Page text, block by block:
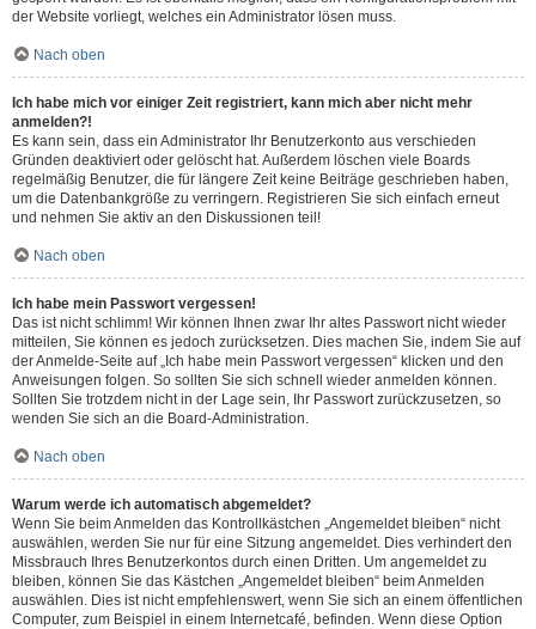
der Website vorliegt, welches ein Administrator lösen muss.
Nach oben
Ich habe mich vor einiger Zeit registriert, kann mich aber nicht mehr
anmelden?!
Es kann sein, dass ein Administrator Ihr Benutzerkonto aus verschieden
Gründen deaktiviert oder gelöscht hat. Außerdem löschen viele Boards
regelmäßig Benutzer, die für längere Zeit keine Beiträge geschrieben haben,
um die Datenbankgröße zu verringern. Registrieren Sie sich einfach erneut
und nehmen Sie aktiv an den Diskussionen teil!
Nach oben
Ich habe mein Passwort vergessen!
Das ist nicht schlimm! Wir können Ihnen zwar Ihr altes Passwort nicht wieder
mitteilen, Sie können es jedoch zurücksetzen. Dies machen Sie, indem Sie auf
der Anmelde-Seite auf „Ich habe mein Passwort vergessen“ klicken und den
Anweisungen folgen. So sollten Sie sich schnell wieder anmelden können.
Sollten Sie trotzdem nicht in der Lage sein, Ihr Passwort zurückzusetzen, so
wenden Sie sich an die Board-Administration.
Nach oben
Warum werde ich automatisch abgemeldet?
Wenn Sie beim Anmelden das Kontrollkästchen „Angemeldet bleiben“ nicht
auswählen, werden Sie nur für eine Sitzung angemeldet. Dies verhindert den
Missbrauch Ihres Benutzerkontos durch einen Dritten. Um angemeldet zu
bleiben, können Sie das Kästchen „Angemeldet bleiben“ beim Anmelden
auswählen. Dies ist nicht empfehlenswert, wenn Sie sich an einem öffentlichen
Computer, zum Beispiel in einem Internetcafé, befinden. Wenn diese Option